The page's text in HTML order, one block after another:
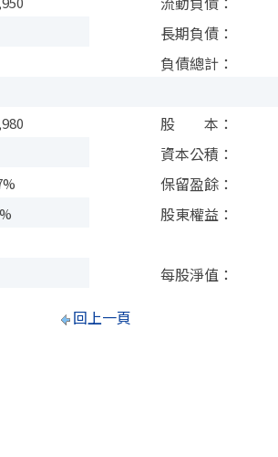
長期負債：
負債總計：
股 本：
資本公積：
保留盈餘：
股東權益：
每股淨值：
回上一頁